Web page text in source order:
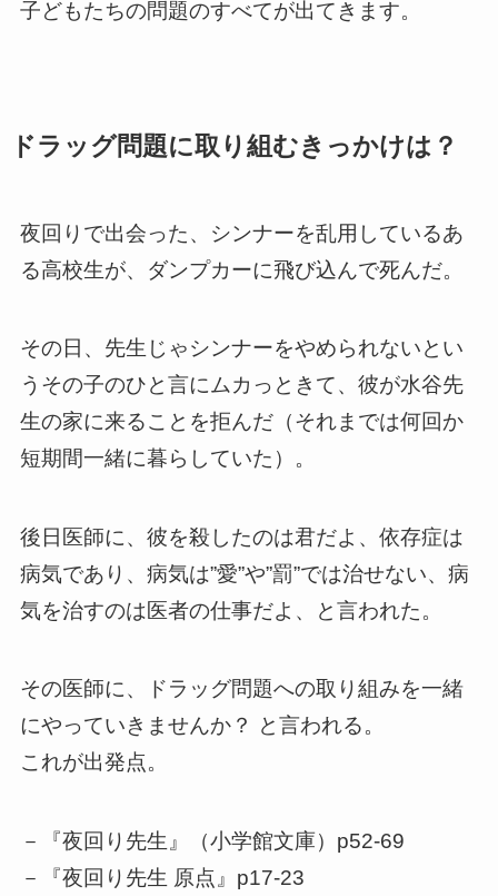
子どもたちの問題のすべてが出てきます。
ドラッグ問題に取り組むきっかけは？
夜回りで出会った、シンナーを乱用しているあ
る高校生が、ダンプカーに飛び込んで死んだ。
その日、先生じゃシンナーをやめられないとい
うその子のひと言にムカっときて、彼が水谷先
生の家に来ることを拒んだ（それまでは何回か
短期間一緒に暮らしていた）。
後日医師に、彼を殺したのは君だよ、依存症は
病気であり、病気は”愛”や”罰”では治せない、病
気を治すのは医者の仕事だよ、と言われた。
その医師に、ドラッグ問題への取り組みを一緒
にやっていきませんか？ と言われる。
これが出発点。
－『夜回り先生』（小学館文庫）p52-69
－『夜回り先生 原点』p17-23